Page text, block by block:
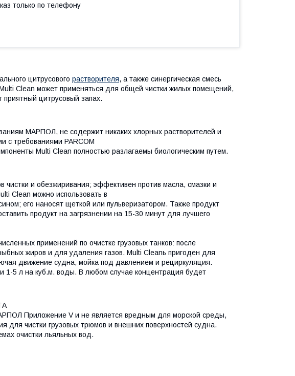
только по телефону
цитрусового растворителя, а также синергическая смесь
Clean может применяться для общей чистки жилых помещений,
цитрусовый запах.
МАРПОЛ, не содержит никаких хлорных растворителей и
с требованиями PARCOM
Multi Clean полностью разлагаемы биологическим путем.
и обезжиривания; эффективен против масла, смазки и
Clean можно использовать в
его наносят щеткой или пульверизатором. Также продукт
продукт на загрязнении на 15-30 минут для лучшего
применений по очистке грузовых танков: после
жиров и для удаления газов. Multi Cleanь пригоден для
движение судна, мойка под давлением и рециркуляция.
1-5 л на куб.м. воды. В любом случае концентрация будет
Приложение V и не является вредным для морской среды,
для чистки грузовых трюмов и внешних поверхностей судна.
очистки льяльных вод.